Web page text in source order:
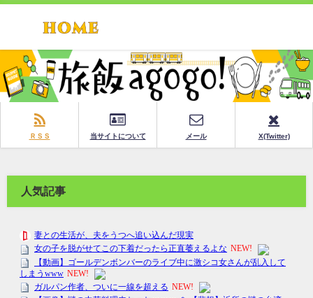
ＲＳＳ 当サイトについて メール X(Twitter)
人気記事